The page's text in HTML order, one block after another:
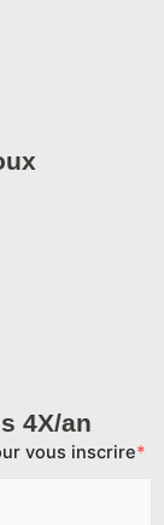
4X/an
vous inscrire